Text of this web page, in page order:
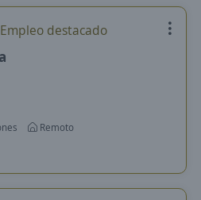
Empleo destacado
Remoto